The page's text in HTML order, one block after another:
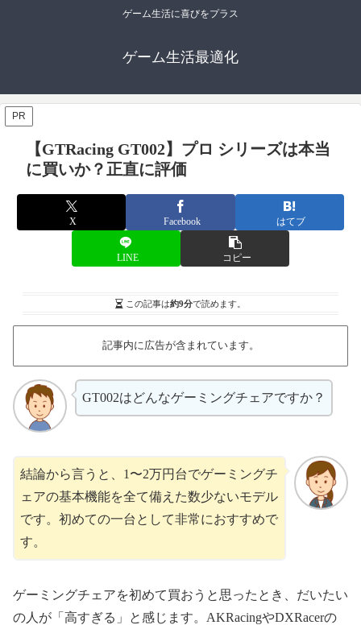
ゲーム生活に喜びをプラス
ゲーム生活最適化
PR
【GTRacing GT002】プロ シリーズは本当
に買いか？正直に評価
X Facebook はてブ
LINE コピー
この記事は約9分で読めます。
記事内に広告が含まれています。
GT002はどんなゲーミングチェアですか？
結論から言うと、1〜2万円台でゲーミングチ
ェアの基本機能を全て備えた数少ないモデル
です。初めての一台として非常におすすめで
す。
ゲーミングチェアを初めて買おうと思ったとき、だいたい
の人が「高すぎる」と感じます。AKRacingやDXRacerの